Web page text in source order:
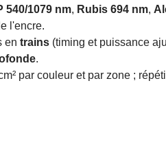
540/1079 nm, Rubis 694 nm,
l'encre.
en trains (timing et puissance
.
par couleur et par zone ;